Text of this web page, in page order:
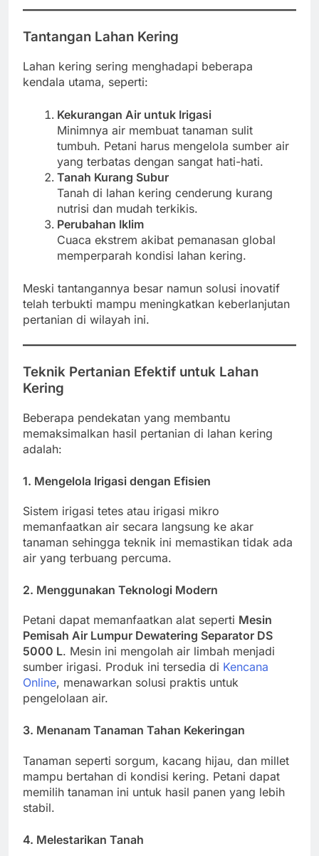
Tantangan Lahan Kering
Lahan kering sering menghadapi beberapa
kendala utama, seperti:
Kekurangan Air untuk Irigasi
Minimnya air membuat tanaman sulit
tumbuh. Petani harus mengelola sumber air
yang terbatas dengan sangat hati-hati.
Tanah Kurang Subur
Tanah di lahan kering cenderung kurang
nutrisi dan mudah terkikis.
Perubahan Iklim
Cuaca ekstrem akibat pemanasan global
memperparah kondisi lahan kering.
Meski tantangannya besar namun solusi inovatif
telah terbukti mampu meningkatkan keberlanjutan
pertanian di wilayah ini.
Teknik Pertanian Efektif untuk Lahan
Kering
Beberapa pendekatan yang membantu
memaksimalkan hasil pertanian di lahan kering
adalah:
1. Mengelola Irigasi dengan Efisien
Sistem irigasi tetes atau irigasi mikro
memanfaatkan air secara langsung ke akar
tanaman sehingga teknik ini memastikan tidak ada
air yang terbuang percuma.
2. Menggunakan Teknologi Modern
Petani dapat memanfaatkan alat seperti Mesin
Pemisah Air Lumpur Dewatering Separator DS
5000 L. Mesin ini mengolah air limbah menjadi
sumber irigasi. Produk ini tersedia di Kencana
Online, menawarkan solusi praktis untuk
pengelolaan air.
3. Menanam Tanaman Tahan Kekeringan
Tanaman seperti sorgum, kacang hijau, dan millet
mampu bertahan di kondisi kering. Petani dapat
memilih tanaman ini untuk hasil panen yang lebih
stabil.
4. Melestarikan Tanah